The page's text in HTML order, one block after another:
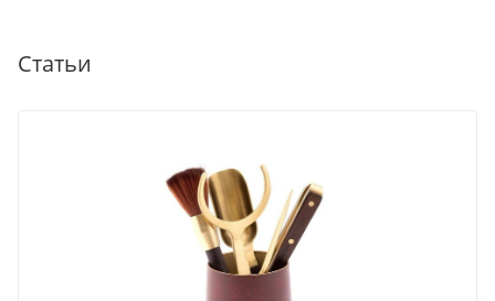
Статьи